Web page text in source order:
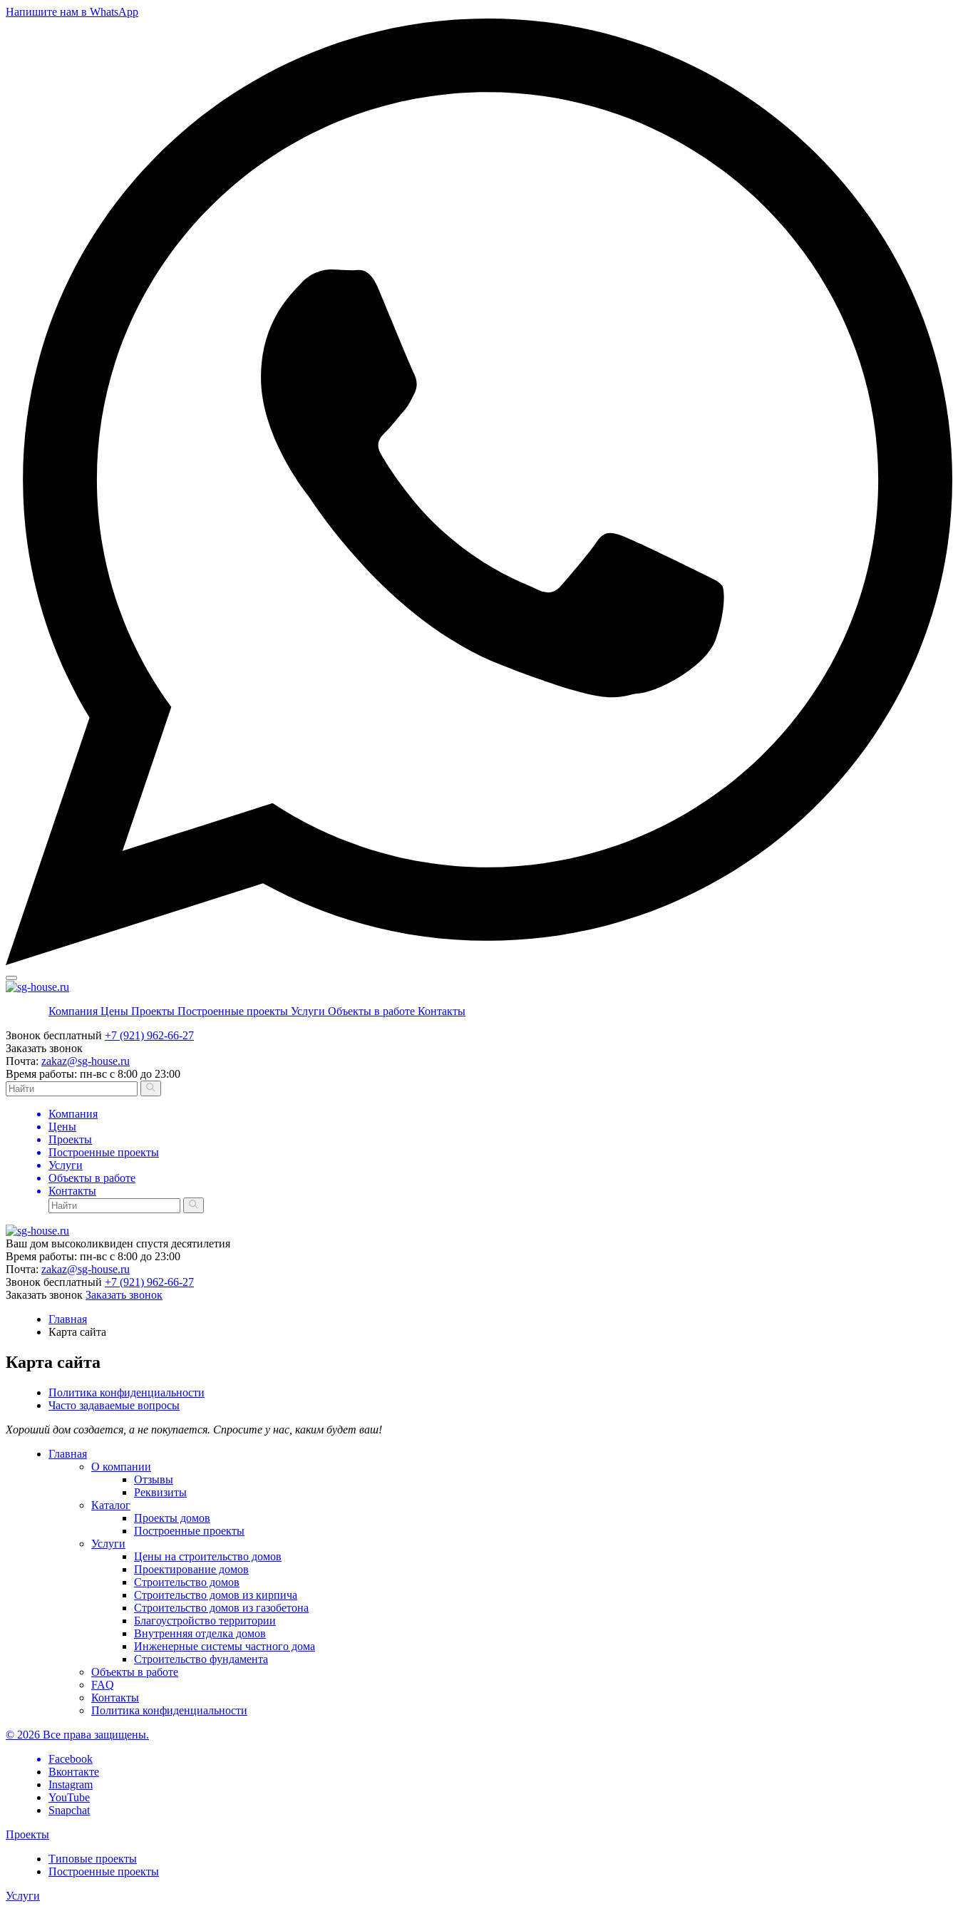
Напишите нам в WhatsApp
Компания Цены Проекты Построенные проекты Услуги Объекты в работе Контакты
Звонок бесплатный +7 (921) 962-66-27
Заказать звонок
Почта: zakaz@sg-house.ru
Время работы: пн-вс с 8:00 до 23:00
Компания
Цены
Проекты
Построенные проекты
Услуги
Объекты в работе
Контакты
Ваш дом высоколиквиден спустя десятилетия
Время работы: пн-вс с 8:00 до 23:00
Почта: zakaz@sg-house.ru
Звонок бесплатный +7 (921) 962-66-27
Заказать звонок Заказать звонок
Главная
Карта сайта
Карта сайта
Политика конфиденциальности
Часто задаваемые вопросы
Хороший дом создается, а не покупается. Спросите у нас, каким будет ваш!
Главная
О компании
Отзывы
Реквизиты
Каталог
Проекты домов
Построенные проекты
Услуги
Цены на строительство домов
Проектирование домов
Строительство домов
Строительство домов из кирпича
Строительство домов из газобетона
Благоустройство территории
Внутренняя отделка домов
Инженерные системы частного дома
Строительство фундамента
Объекты в работе
FAQ
Контакты
Политика конфиденциальности
© 2026 Все права защищены.
Facebook
Вконтакте
Instagram
YouTube
Snapchat
Проекты
Типовые проекты
Построенные проекты
Услуги